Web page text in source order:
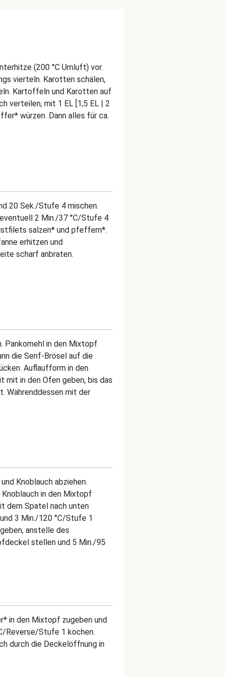
(200 °C Umluft) vor.
vierteln. Karotten schälen,
Kartoffeln und Karotten auf
verteilen, mit 1 EL [1,5 EL | 2
würzen. Dann alles für ca.
20 Sek./Stufe 4 mischen.
2 Min./37 °C/Stufe 4
salzen* und pfeffern*.
erhitzen und
scharf anbraten.
Pankomehl in den Mixtopf
die Senf-Brösel auf die
Auflaufform in den
mit in den Ofen geben, bis das
Währenddessen mit der
Knoblauch abziehen.
in den Mixtopf
dem Spatel nach unten
3 Min./120 °C/Stufe 1
anstelle des
stellen und 5 Min./95
in den Mixtopf zugeben und
Reverse/Stufe 1 kochen.
durch die Deckelöffnung in